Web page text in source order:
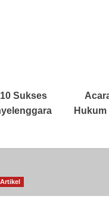
Sukses
Artikel